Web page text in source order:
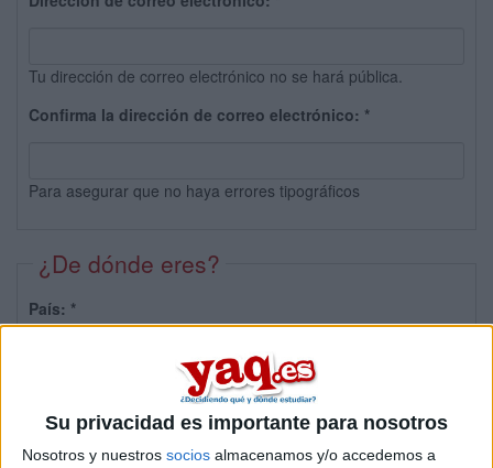
Su privacidad es importante para nosotros
Nosotros y nuestros socios almacenamos y/o accedemos a
Tu dirección de correo electrónico no se hará pública.
Confirma la dirección de correo electrónico: *
Para asegurar que no haya errores tipográficos
¿De dónde eres?
País: *